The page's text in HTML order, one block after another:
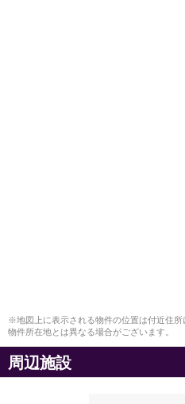
※地図上に表示される物件の位置は付近住
物件所在地とは異なる場合がございます。
周辺施設